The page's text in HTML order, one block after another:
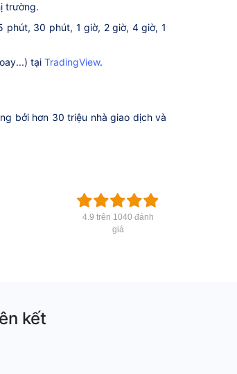
trường.
phút, 30 phút, 1 giờ, 2 giờ, 4 giờ, 1
tại TradingView.
bởi hơn 30 triệu nhà giao dịch và
4.9 trên 1040 đánh
giá
kết